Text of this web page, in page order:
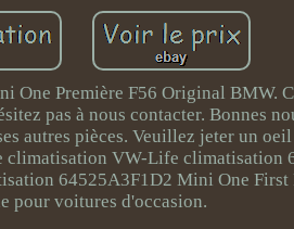
One Première F56 Original BMW.
pas à nous contacter. Bonnes
autres pièces. Veuillez jeter un
climatisation VW-Life
64525A3F1D2 Mini One First
pour voitures d'occasion.